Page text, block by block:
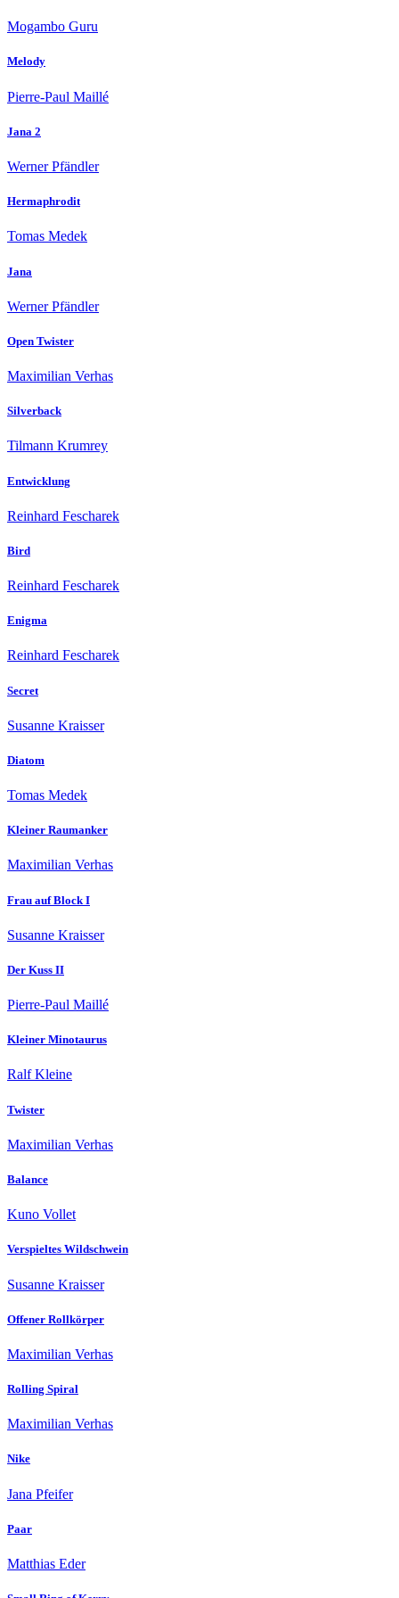
Mogambo Guru
Melody
Pierre-Paul Maillé
Jana 2
Werner Pfändler
Hermaphrodit
Tomas Medek
Jana
Werner Pfändler
Open Twister
Maximilian Verhas
Silverback
Tilmann Krumrey
Entwicklung
Reinhard Fescharek
Bird
Reinhard Fescharek
Enigma
Reinhard Fescharek
Secret
Susanne Kraisser
Diatom
Tomas Medek
Kleiner Raumanker
Maximilian Verhas
Frau auf Block I
Susanne Kraisser
Der Kuss II
Pierre-Paul Maillé
Kleiner Minotaurus
Ralf Kleine
Twister
Maximilian Verhas
Balance
Kuno Vollet
Verspieltes Wildschwein
Susanne Kraisser
Offener Rollkörper
Maximilian Verhas
Rolling Spiral
Maximilian Verhas
Nike
Jana Pfeifer
Paar
Matthias Eder